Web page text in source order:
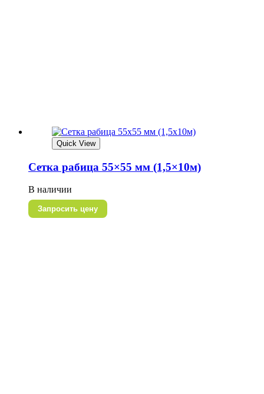
Quick View
Сетка рабица 55×55 мм (1,5×10м)
В наличии
Запросить цену